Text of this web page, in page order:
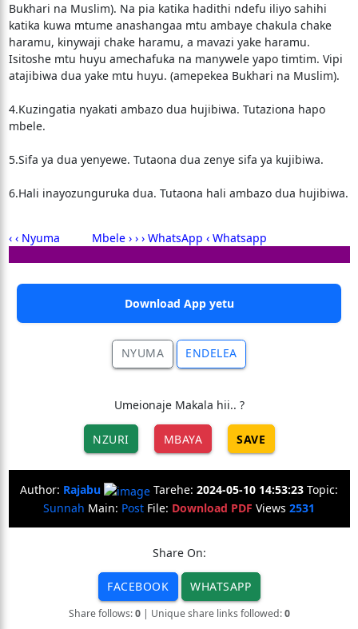
Bukhari na Muslim). Na pia katika hadithi ndefu iliyo sahihi
katika kuwa mtume anashangaa mtu ambaye chakula chake
haramu, kinywaji chake haramu, a mavazi yake haramu.
Isitoshe mtu huyu amechafuka na manywele yapo timtim. Vipi
atajibiwa dua yake mtu huyu. (amepekea Bukhari na Muslim).
4.Kuzingatia nyakati ambazo dua hujibiwa. Tutaziona hapo
mbele.
5.Sifa ya dua yenyewe. Tutaona dua zenye sifa ya kujibiwa.
6.Hali inayozunguruka dua. Tutaona hali ambazo dua hujibiwa.
‹ ‹ Nyuma Mbele › › › WhatsApp ‹ Whatsapp
Download App yetu
NYUMA ENDELEA
Umeionaje Makala hii.. ?
NZURI MBAYA SAVE
Author: Rajabu Tarehe: 2024-05-10 14:53:23 Topic:
Sunnah Main: Post File: Download PDF Views 2531
Share On:
FACEBOOK WHATSAPP
Share follows:0| Unique share links followed:0